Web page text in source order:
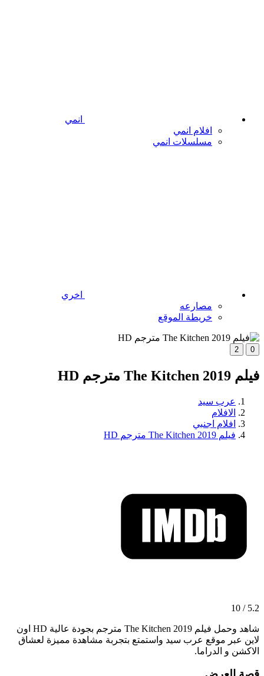
انمي
افلام انمي
مسلسلات انمي
اخري
مصارعه
خريطة الموقع
0
2
فيلم The Kitchen 2019 مترجم HD
عرب سيد
الافلام
افلام اجنبي
فيلم The Kitchen 2019 مترجم HD
5.2 / 10
شاهد وحمل فيلم The Kitchen 2019 مترجم بجودة عالية HD اون
لاين عبر موقع عرب سيد واستمتع بتجربة مشاهدة مميزة لعشاق
الاكشن و الدراما.